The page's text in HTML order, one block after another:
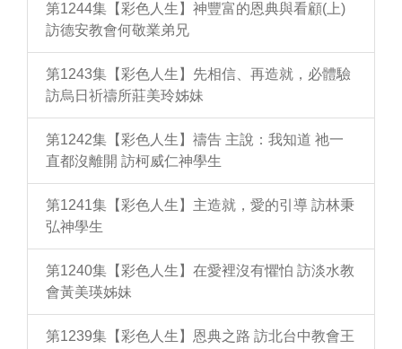
第1244集【彩色人生】神豐富的恩典與看顧(上)
訪德安教會何敬業弟兄
第1243集【彩色人生】先相信、再造就，必體驗
訪烏日祈禱所莊美玲姊妹
第1242集【彩色人生】禱告 主說：我知道 祂一
直都沒離開 訪柯威仁神學生
第1241集【彩色人生】主造就，愛的引導 訪林秉
弘神學生
第1240集【彩色人生】在愛裡沒有懼怕 訪淡水教
會黃美瑛姊妹
第1239集【彩色人生】恩典之路 訪北台中教會王